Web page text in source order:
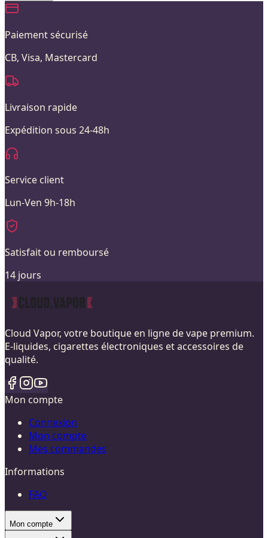
Paiement sécurisé
CB, Visa, Mastercard
Livraison rapide
Expédition sous 24-48h
Service client
Lun-Ven 9h-18h
Satisfait ou remboursé
14 jours
Cloud Vapor, votre boutique en ligne de vape premium.
E-liquides, cigarettes électroniques et accessoires de
qualité.
Mon compte
Connexion
Mon compte
Mes commandes
Informations
FAQ
Mon compte